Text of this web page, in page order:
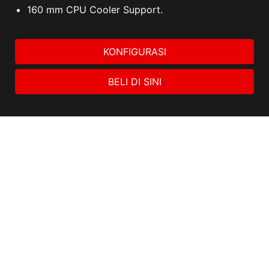
160 mm CPU Cooler Support.
KONFIGURASI
BELI DI SINI